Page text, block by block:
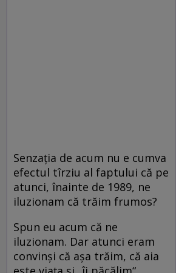
Senzația de acum nu e cumva
efectul tîrziu al faptului că pe
atunci, înainte de 1989, ne
iluzionam că trăim frumos?
Spun eu acum că ne
iluzionam. Dar atunci eram
convinși că așa trăim, că aia